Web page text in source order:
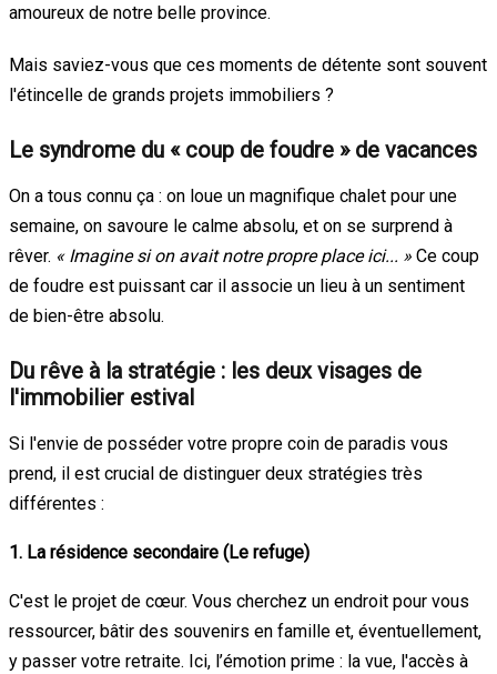
amoureux de notre belle province.
Mais saviez-vous que ces moments de détente sont souvent
l'étincelle de grands projets immobiliers ?
Le syndrome du « coup de foudre » de vacances
On a tous connu ça : on loue un magnifique chalet pour une
semaine, on savoure le calme absolu, et on se surprend à
rêver. « Imagine si on avait notre propre place ici... » Ce coup
de foudre est puissant car il associe un lieu à un sentiment
de bien-être absolu.
Du rêve à la stratégie : les deux visages de
l'immobilier estival
Si l'envie de posséder votre propre coin de paradis vous
prend, il est crucial de distinguer deux stratégies très
différentes :
1. La résidence secondaire (Le refuge)
C'est le projet de cœur. Vous cherchez un endroit pour vous
ressourcer, bâtir des souvenirs en famille et, éventuellement,
y passer votre retraite. Ici, l’émotion prime : la vue, l'accès à